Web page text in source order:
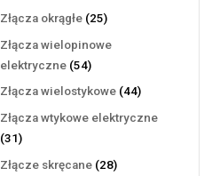
Złącza okrągłe 2525
Złącza wielopinowe
elektryczne 5454
produkty
Złącza wielostykowe 4444
Złącza wtykowe elektryczne
3131
produktów
Złącze skręcane 2828